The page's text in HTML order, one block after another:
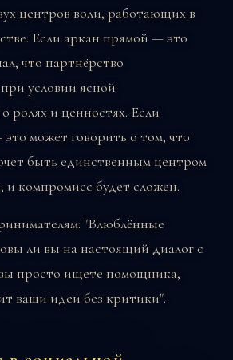
центров воли, работающих в
Если аркан прямой — это
что партнёрство
условии ясной
ролях и ценностях. Если
может говорить о том, что
быть единственным центром
и компромисс будет сложен.
"Влюблённые
ли вы на настоящий диалог с
просто ищете помощника,
ваши идеи без критики".